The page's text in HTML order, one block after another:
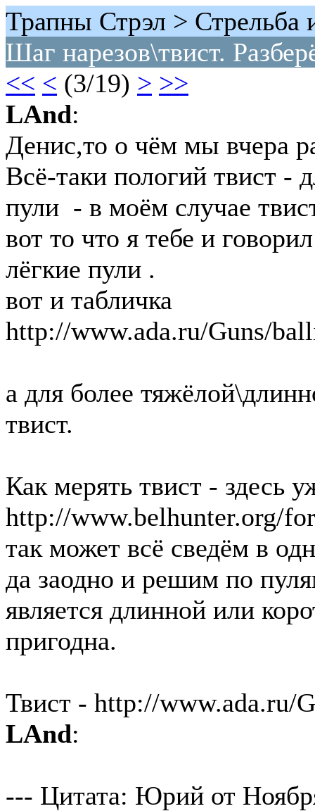
Трапны Стрэл > Стрельба
Шаг нарезов\твист.
<< < (3/19) > >>
LAnd:
Денис,то о чём мы вчера
Всё-таки пологий твист -
пули - в моём случае
вот то что я тебе и
лёгкие пули .
вот и табличка
http://www.ada.ru/Guns/
а для более
твист.
Как мерять твист - здесь
http://www.belhunter.org/
так может всё сведём в
да заодно и решим по
является длинной или
пригодна.
Твист - http://www.ada.ru/
LAnd:
--- Цитата: Юрий от